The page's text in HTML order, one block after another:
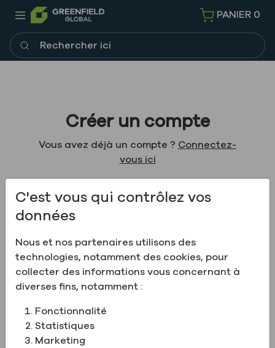
PANIER 0
Rechercher ici
Créer un compte
Vous avez déjà un compte ? Connectez-
vous ici
Votre nom
Nom
Votre adresse e-mail
Courriel
C'est vous qui contrôlez vos
données
Nous et nos partenaires utilisons des
technologies, notamment des cookies, pour
collecter des informations vous concernant à
diverses fins, notamment :
Fonctionnalité
Statistiques
Marketing